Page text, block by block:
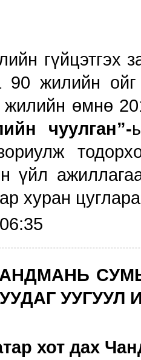
жилийн ойг
жилийн өмнө
чуулган”-
үйл
хуран
УУГУУЛ
хот дах